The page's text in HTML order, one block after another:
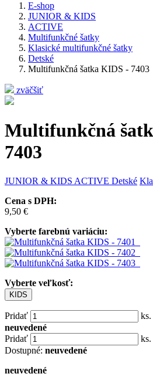
E-shop
JUNIOR & KIDS
ACTIVE
Multifunkčné šatky
Klasické multifunkčné šatky
Detské
Multifunkčná šatka KIDS - 7403
zväčšiť
Multifunkčná
7403
JUNIOR & KIDS ACTIVE Detské
Cena s DPH:
9,50 €
Vyberte farebnú variáciu:
Vyberte veľkosť:
KIDS
Pridať
neuvedené
Pridať
Dostupné: neuvedené
neuvedené